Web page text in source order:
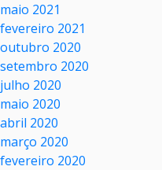
maio 2021
fevereiro 2021
outubro 2020
setembro 2020
julho 2020
maio 2020
abril 2020
março 2020
fevereiro 2020